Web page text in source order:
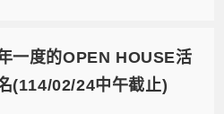
一度的OPEN HOUSE活
(114/02/24中午截止)